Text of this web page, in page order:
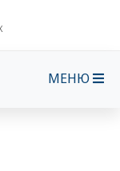
МЕНЮ